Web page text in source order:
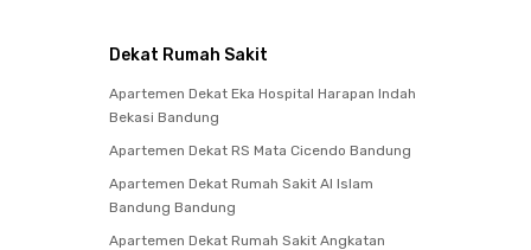
Dekat Rumah Sakit
Apartemen Dekat Eka Hospital Harapan Indah
Bekasi Bandung
Apartemen Dekat RS Mata Cicendo Bandung
Apartemen Dekat Rumah Sakit Al Islam
Bandung Bandung
Apartemen Dekat Rumah Sakit Angkatan